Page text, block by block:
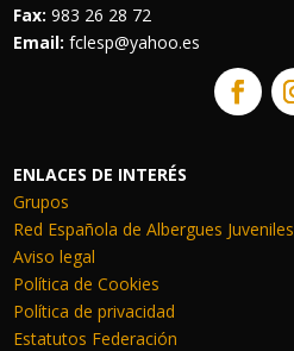
Fax: 983 26 28 72
Email: fclesp@yahoo.es
ENLACES DE INTERÉS
Grupos
Red Española de Albergues Juveniles
Aviso legal
Política de Cookies
Política de privacidad
Estatutos Federación